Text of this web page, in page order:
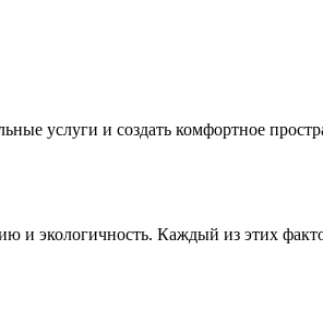
услуги и создать комфортное
и экологичность. Каждый из этих